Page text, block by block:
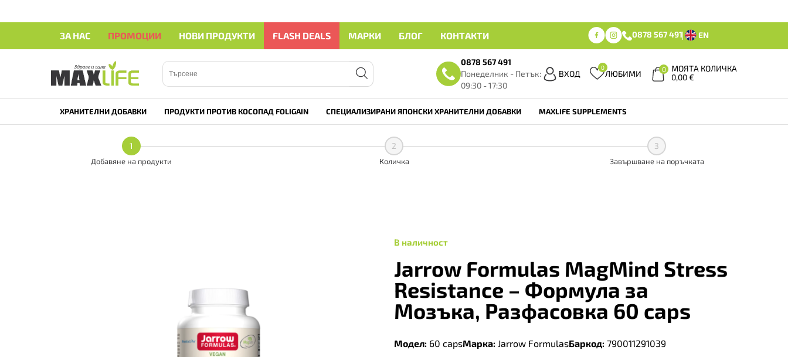
ЗА НАС ПРОМОЦИИ НОВИ ПРОДУКТИ FLASH DEALS МАРКИ БЛОГ КОНТАКТИ 0878 567 491 EN
0878 567 491
Понеделник - Петък:
09:30 - 17:30
ВХОД
0
ЛЮБИМИ 0
МОЯТА КОЛИЧКА
0,00€
ХРАНИТЕЛНИ ДОБАВКИ ПРОДУКТИ ПРОТИВ КОСОПАД FOLIGAIN СПЕЦИАЛИЗИРАНИ ЯПОНСКИ ХРАНИТЕЛНИ ДОБАВКИ MAXLIFE SUPPLEMENTS
1
Добавяне на продукти
2
Количка
3
Завършване на поръчката
В наличност
Jarrow Formulas MagMind Stress
Resistance – Формула за
Мозъка, Разфасовка 60 caps
Модел: 60 capsМарка: Jarrow FormulasБаркод: 790011291039